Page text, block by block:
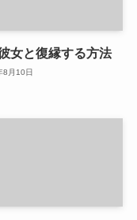
女と復縁する方法
8月10日